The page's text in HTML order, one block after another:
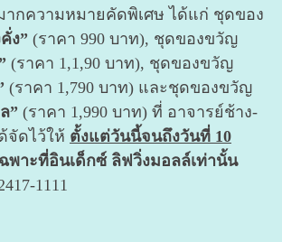
กความหมายคัดพิเศษ ได้แก่ ชุดของ
ง” (ราคา 990 บาท), ชุดของขวัญ
(ราคา 1,1,90 บาท), ชุดของขวัญ
(ราคา 1,790 บาท) และชุดของขวัญ
” (ราคา 1,990 บาท) ที่ อาจารย์ช้าง-
จัดไว้ให้ ตั้งแต่วันนี้จนถึงวันที่ 10
ฉพาะที่อินเด็กซ์ ลิฟวิ่งมอลล์เท่านั้น
1111